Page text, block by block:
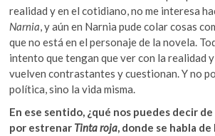
realidad y en el cotidiano, no me interesa
Narnia, y aún en Narnia pude colar cosas
que no está en el personaje de la novela.
intento que tengan que ver con la realidad
vuelven contrastantes y cuestionan. Y no
política, sino la vida misma.
En ese sentido, ¿qué nos puedes decir
por estrenar Tinta roja, donde se habla